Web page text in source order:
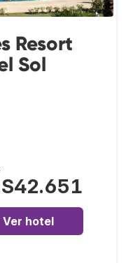
Resort
Sol
Ver hotel